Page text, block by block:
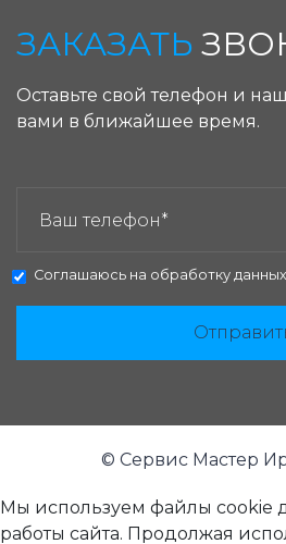
ЗАКАЗАТЬ
Оставьте свой телефон и
вами в ближайшее время.
Соглашаюсь на обработку данных
© Сервис Мастер
Мы используем файлы cookie
работы сайта. Продолжая